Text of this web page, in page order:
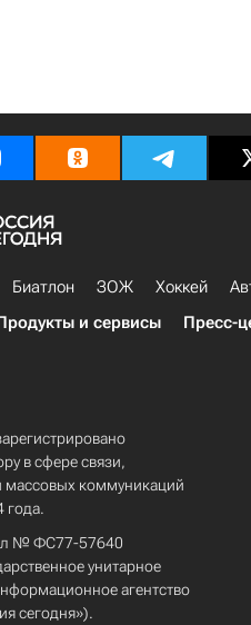
Биатлон ЗОЖ Хоккей
и сервисы Пресс-
в сфере связи,
коммуникаций
года.
№ ФС77-57640
унитарное
агентство
сегодня»).